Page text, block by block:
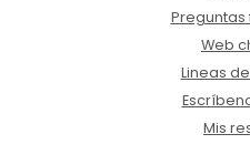
Web
Lineas
Mis